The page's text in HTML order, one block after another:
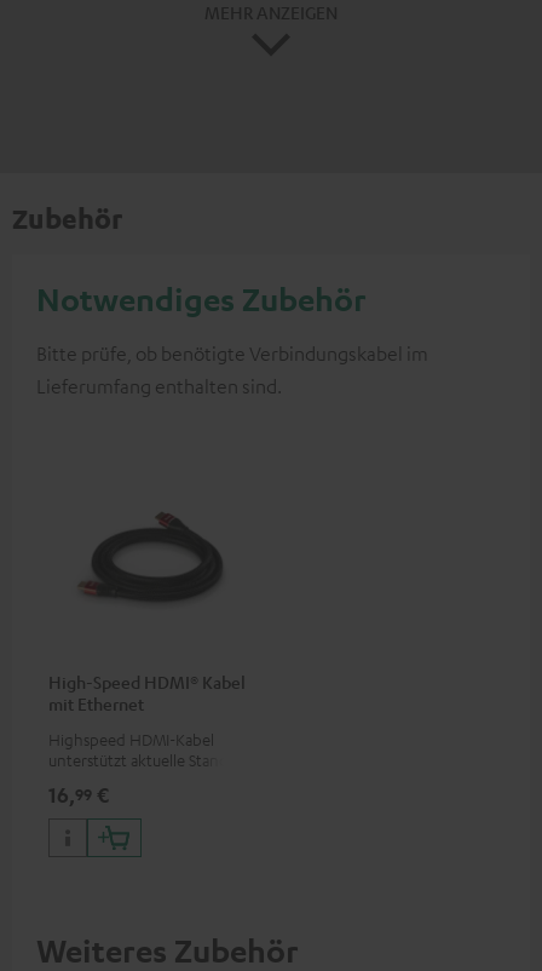
Zubehör
Notwendiges Zubehör
Bitte prüfe, ob benötigte Verbindungskabel im
Lieferumfang enthalten sind.
High-Speed HDMI® Kabel
mit Ethernet
Highspeed HDMI-Kabel
unterstützt aktuelle Standards
16,99 €
Weiteres Zubehör